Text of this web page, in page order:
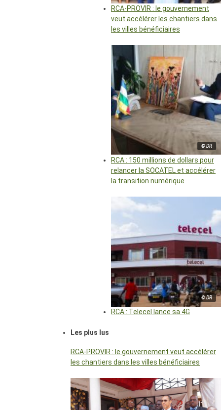
RCA-PROVIR : le gouvernement
veut accélérer les chantiers dans
les villes bénéficiaires
© DR
RCA : 150 millions de dollars pour
relancer la SOCATEL et accélérer
la transition numérique
© DR
RCA : Telecel lance sa 4G
Les plus lus
RCA-PROVIR : le gouvernement veut accélérer
les chantiers dans les villes bénéficiaires